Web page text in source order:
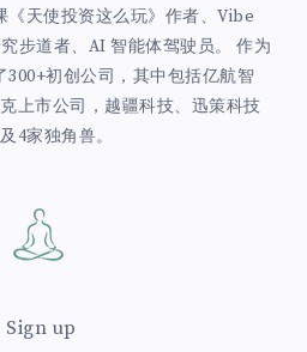
《天使投资这么玩》作者、Vibe
步道者、AI 智能体驾驶员。 作为
初创公司，其中包括亿航智
上市公司，越疆科技、迅策科技
4家独角兽。
Sign up